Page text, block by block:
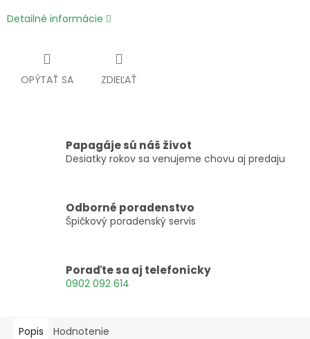
Detailné informácie
OPÝTAŤ SA ZDIEĽAŤ
Papagáje sú náš život
Desiatky rokov sa venujeme chovu aj predaju
Odborné poradenstvo
Špičkový poradenský servis
Poraďte sa aj telefonicky
0902 092 614
Popis Hodnotenie